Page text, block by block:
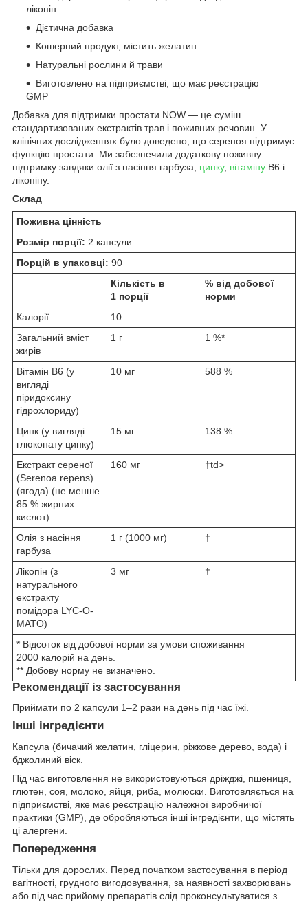
лікопін
Дієтична добавка
Кошерний продукт, містить желатин
Натуральні рослини й трави
Виготовлено на підприємстві, що має реєстрацію
GMP
Добавка для підтримки простати NOW — це суміш
стандартизованих екстрактів трав і поживних речовин. У
клінічних дослідженнях було доведено, що сереноя підтримує
функцію простати. Ми забезпечили додаткову поживну
підтримку завдяки олії з насіння гарбуза, цинку, вітаміну B6 і
лікопіну.
Склад
Поживна цінність
Розмір порції: 2 капсули
Порцій в упаковці: 90
Кількість в
1 порції
% від добової
норми
Калорії
10
Загальний вміст
жирів
1 г 1 %*
Вітамін B6 (у
вигляді
піридоксину
гідрохлориду)
10 мг 588 %
Цинк (у вигляді
глюконату цинку)
15 мг 138 %
Екстракт сереної
(Serenoa repens)
(ягода) (не менше
85 % жирних
кислот)
160 мг †td>
Олія з насіння
гарбуза
1 г (1000 мг) †
Лікопін (з
натурального
екстракту
помідора LYC-O-
MATO)
3 мг †
* Відсоток від добової норми за умови споживання
2000 калорій на день.
** Добову норму не визначено.
Рекомендації із застосування
Приймати по 2 капсули 1–2 рази на день під час їжі.
Інші інгредієнти
Капсула (бичачий желатин, гліцерин, ріжкове дерево, вода) і
бджолиний віск.
Під час виготовлення не використовуються дріжджі, пшениця,
глютен, соя, молоко, яйця, риба, молюски. Виготовляється на
підприємстві, яке має реєстрацію належної виробничої
практики (GMP), де обробляються інші інгредієнти, що містять
ці алергени.
Попередження
Тільки для дорослих. Перед початком застосування в період
вагітності, грудного вигодовування, за наявності захворювань
або під час прийому препаратів слід проконсультуватися з